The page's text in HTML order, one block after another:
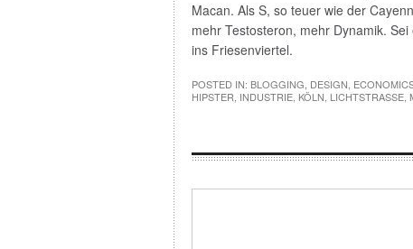
Macan. Als S, so teuer wie der
mehr Testosteron, mehr Dynamik.
ins Friesenviertel.
POSTED IN: BLOGGING DESIGN
HIPSTER INDUSTRIE KÖLN LICHTSTRASSE